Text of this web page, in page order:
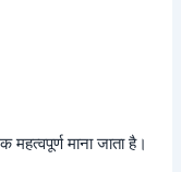
महत्वपूर्ण माना जाता है।